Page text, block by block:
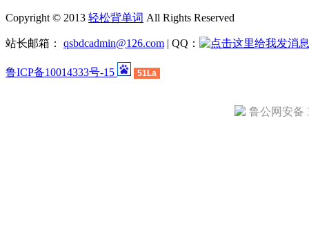
Copyright © 2013 轻松背单词 All Rights Reserved
站长邮箱： qsbdcadmin@126.com | QQ：
鲁ICP备10014333号-15 51La
鲁公网安备